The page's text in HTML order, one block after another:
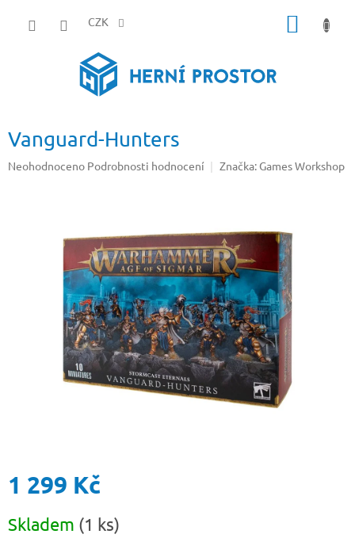
CZK
Vanguard-Hunters
Průměrné
Neohodnoceno Podrobnosti hodnocení Značka: Games Workshop
1 299 Kč
cena:
Skladem (1 ks)